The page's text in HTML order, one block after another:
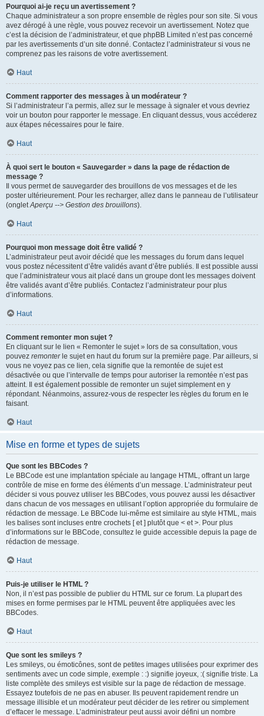
Pourquoi ai-je reçu un avertissement ?
Chaque administrateur a son propre ensemble de règles pour son site. Si vous
avez dérogé à une règle, vous pouvez recevoir un avertissement. Notez que
c’est la décision de l’administrateur, et que phpBB Limited n’est pas concerné
par les avertissements d’un site donné. Contactez l’administrateur si vous ne
comprenez pas les raisons de votre avertissement.
Haut
Comment rapporter des messages à un modérateur ?
Si l’administrateur l’a permis, allez sur le message à signaler et vous devriez
voir un bouton pour rapporter le message. En cliquant dessus, vous accéderez
aux étapes nécessaires pour le faire.
Haut
À quoi sert le bouton « Sauvegarder » dans la page de rédaction de
message ?
Il vous permet de sauvegarder des brouillons de vos messages et de les
poster ultérieurement. Pour les recharger, allez dans le panneau de l’utilisateur
(ongletAperçu --> Gestion des brouillons).
Haut
Pourquoi mon message doit être validé ?
L’administrateur peut avoir décidé que les messages du forum dans lequel
vous postez nécessitent d’être validés avant d’être publiés. Il est possible aussi
que l’administrateur vous ait placé dans un groupe dont les messages doivent
être validés avant d’être publiés. Contactez l’administrateur pour plus
d’informations.
Haut
Comment remonter mon sujet ?
En cliquant sur le lien « Remonter le sujet » lors de sa consultation, vous
pouvez remonterle sujet en haut du forum sur la première page. Par ailleurs, si
vous ne voyez pas ce lien, cela signifie que la remontée de sujet est
désactivée ou que l’intervalle de temps pour autoriser la remontée n’est pas
atteint. Il est également possible de remonter un sujet simplement en y
répondant. Néanmoins, assurez-vous de respecter les règles du forum en le
faisant.
Haut
Mise en forme et types de sujets
Que sont les BBCodes ?
Le BBCode est une implantation spéciale au langage HTML, offrant un large
contrôle de mise en forme des éléments d’un message. L’administrateur peut
décider si vous pouvez utiliser les BBCodes, vous pouvez aussi les désactiver
dans chacun de vos messages en utilisant l’option appropriée du formulaire de
rédaction de message. Le BBCode lui-même est similaire au style HTML, mais
les balises sont incluses entre crochets [ et ] plutôt que < et >. Pour plus
d’informations sur le BBCode, consultez le guide accessible depuis la page de
rédaction de message.
Haut
Puis-je utiliser le HTML ?
Non, il n’est pas possible de publier du HTML sur ce forum. La plupart des
mises en forme permises par le HTML peuvent être appliquées avec les
BBCodes.
Haut
Que sont les smileys ?
Les smileys, ou émoticônes, sont de petites images utilisées pour exprimer des
sentiments avec un code simple, exemple : :) signifie joyeux, :( signifie triste. La
liste complète des smileys est visible sur la page de rédaction de message.
Essayez toutefois de ne pas en abuser. Ils peuvent rapidement rendre un
message illisible et un modérateur peut décider de les retirer ou simplement
d’effacer le message. L’administrateur peut aussi avoir défini un nombre